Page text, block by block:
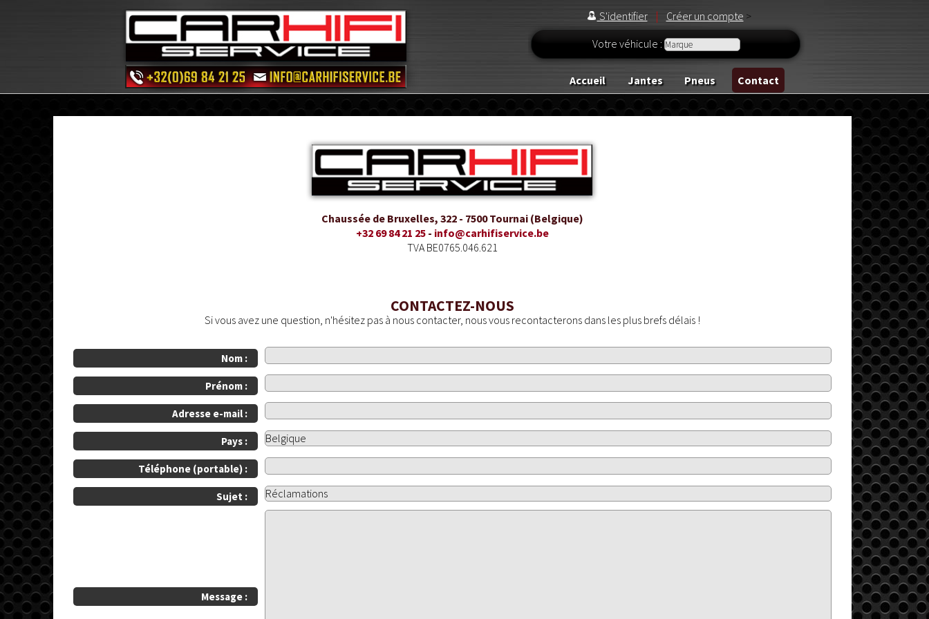
S'identifier | Créer un compte >
Votre véhicule :
Accueil Jantes Pneus Contact
Chaussée de Bruxelles, 322 - 7500 Tournai (Belgique)
+32 69 84 21 25 - info@carhifiservice.be
TVA BE0765.046.621
CONTACTEZ-NOUS
Si vous avez une question, n'hésitez pas à nous contacter, nous vous recontacterons dans les plus brefs délais !
Nom :
Prénom :
Adresse e-mail :
Pays :
Téléphone (portable) :
Sujet :
Message :